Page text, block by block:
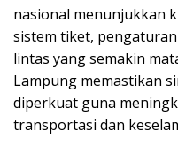
nasional menunjukkan
sistem tiket,
lintas yang semakin
Lampung memastikan
diperkuat guna
transportasi dan